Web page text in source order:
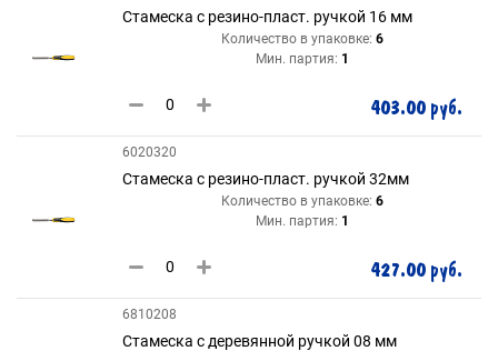
Стамеска с резино-пласт. ручкой 16 мм
Количество в упаковке: 6
Мин. партия: 1
403.00 руб.
6020320
Стамеска с резино-пласт. ручкой 32мм
Количество в упаковке: 6
Мин. партия: 1
427.00 руб.
6810208
Стамеска с деревянной ручкой 08 мм